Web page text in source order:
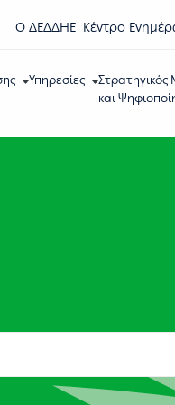
Ο ΔΕΔΔΗΕ Κέντρο
Υπηρεσίες
Στρατηγικός
και